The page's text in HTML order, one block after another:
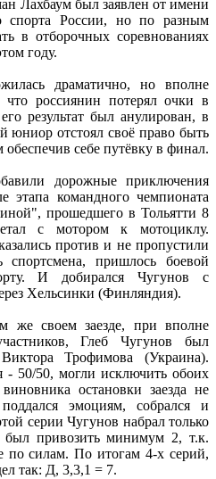
Лахбаум был заявлен от имени
спорта России, но по разным
в отборочных соревнованиях
году.
драматично, но вполне
россиянин потерял очки в
результат был анулирован, в
юниор отстоял своё право быть
себе путёвку в финал.
дорожные приключения
этапа командного чемпионата
прошедшего в Тольятти 8
с мотором к мотоциклу.
против и не пропустили
пришлось боевой
И добирался Чугунов с
Хельсинки (Финляндия).
же своем заезде, при вполне
Глеб Чугунов был
Трофимова (Украина).
- 50/50, могли исключить обоих
остановки заезда не
эмоциям, собрался и
серии Чугунов набрал только
привозить минимум 2, т.к.
по силам. По итогам 4-х серий,
так: Д, 3,3,1 = 7.